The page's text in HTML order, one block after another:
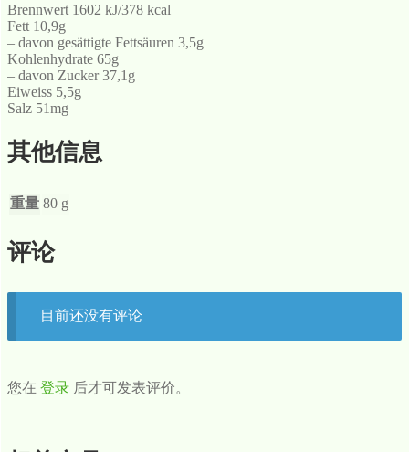
Brennwert 1602 kJ/378 kcal
Fett 10,9g
– davon gesättigte Fettsäuren 3,5g
Kohlenhydrate 65g
– davon Zucker 37,1g
Eiweiss 5,5g
Salz 51mg
其他信息
重量 80 g
评论
目前还没有评论
您在 登录 后才可发表评价。